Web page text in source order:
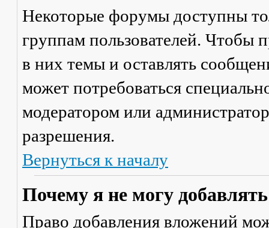
Некоторые форумы доступны
группам пользователей. Чтобы
в них темы и оставлять
может потребоваться
модератором или
разрешения.
Вернуться к началу
Почему я не могу
Право добавления вложений